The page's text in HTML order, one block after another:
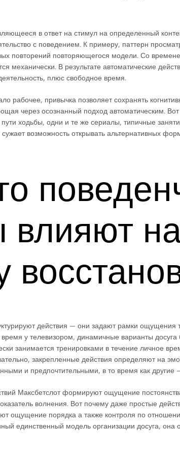
в ответ на стимул на определенный
с поведением. К примеру, паттерн
повторений повторяющегося модели. Со
механически. В результате автоматические
плюс свободное время.
рабочее, привычка позволяет сохранять
через осознанный подход автоматическим.
ходьбы, одни и те же сериалы, типичные
возможность открывать альтернативных
действия — они задают рамки ощущения
у телевизором, динамичные варианты
занимается тренировками в течение личное
закрепленные действия определяют на
и предпочтительными, в то время как
Максбетслот формируют ощущение
волнения. Вот почему даже простые
ощущение порядка а также контроля по
единственный модель организации досуга, она